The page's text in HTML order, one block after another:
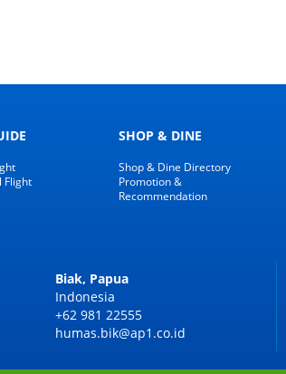
Flight
SHOP & DINE
Shop & Dine Directory
Promotion &
Recommendation
Biak, Papua
Indonesia
+62 981 22555
humas.bik@ap1.co.id